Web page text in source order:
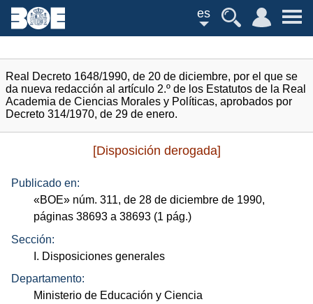
es
Real Decreto 1648/1990, de 20 de diciembre, por el que se
da nueva redacción al artículo 2.º de los Estatutos de la Real
Academia de Ciencias Morales y Políticas, aprobados por
Decreto 314/1970, de 29 de enero.
[Disposición derogada]
Publicado en:
«BOE» núm. 311, de 28 de diciembre de 1990,
páginas 38693 a 38693 (1 pág.)
Sección:
I. Disposiciones generales
Departamento:
Ministerio de Educación y Ciencia